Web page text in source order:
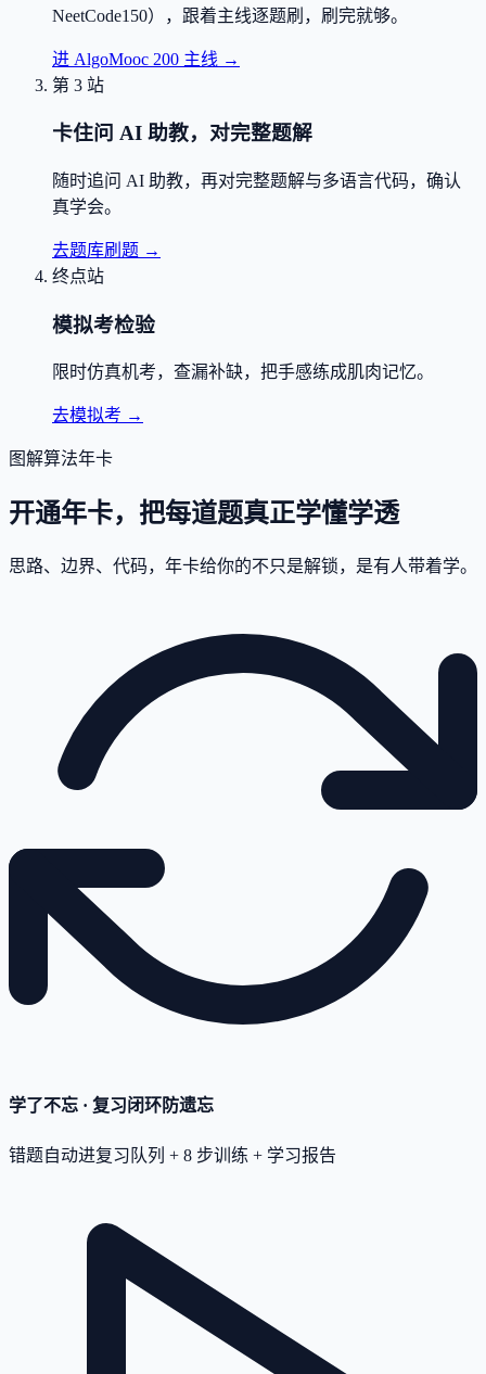
NeetCode150），跟着主线逐题刷，刷完就够。
进 AlgoMooc 200 主线 →
第 3 站
卡住问 AI 助教，对完整题解
随时追问 AI 助教，再对完整题解与多语言代码，确认
真学会。
去题库刷题 →
终点站
模拟考检验
限时仿真机考，查漏补缺，把手感练成肌肉记忆。
去模拟考 →
图解算法年卡
开通年卡，把每道题真正学懂学透
思路、边界、代码，年卡给你的不只是解锁，是有人带着学。
学了不忘 · 复习闭环防遗忘
错题自动进复习队列 + 8 步训练 + 学习报告